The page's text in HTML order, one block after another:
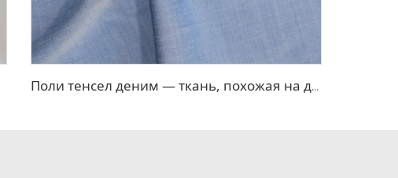
Поли тенсел деним — ткань, похожая на джинсовую